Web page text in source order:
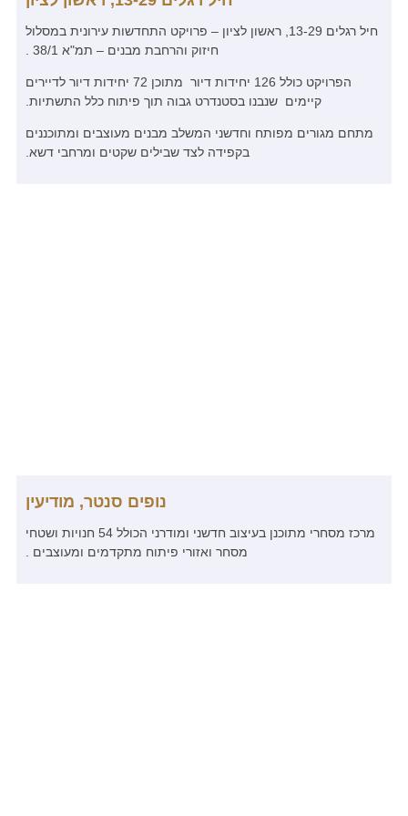
חיל רגלים 13-29, ראשון לציון – פרויקט התחדשות עירונית במסלול
חיזוק והרחבת מבנים – תמ"א 38/1 .
הפרויקט כולל 126 יחידות דיור מתוכן 72 יחידות דיור לדיירים
קיימים שנבנו בסטנדרט גבוה תוך פיתוח כלל התשתיות.
מגורים מפותח וחדשני המשלב מבנים מעוצבים ומתוכננים
בקפידה לצד שבילים שקטים ומרחבי דשא.
נופים סנטר, מודיעין
מרכז מסחרי מתוכנן בעיצוב חדשני ומודרני הכולל 54 חנויות ושטחי
מסחר ואזורי פיתוח מתקדמים ומעוצבים .